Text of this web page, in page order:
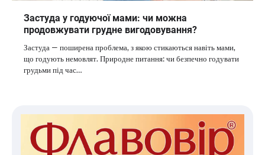
Застуда у годуючої мами: чи можна
продовжувати грудне вигодовування?
Застуда — поширена проблема, з якою стикаються навіть мами,
що годують немовлят. Природне питання: чи безпечно годувати
грудьми під час…